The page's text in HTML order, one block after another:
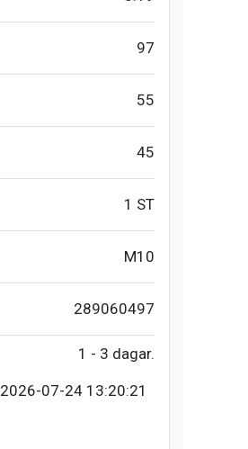
97
55
45
1 ST
M10
289060497
1 - 3 dagar.
2026-07-24 13:20:21